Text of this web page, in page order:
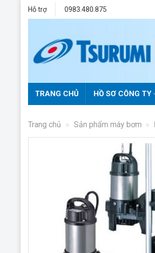
Hỗ trợ 0983.480.875
TRANG CHỦ HỒ SƠ CÔNG TY
Trang chủ » Sản phẩm máy bơm »